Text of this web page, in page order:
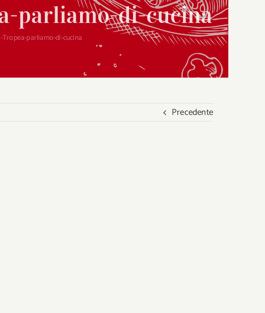
parliamo-di-cucina
parliamo-di-cucina
Precedente